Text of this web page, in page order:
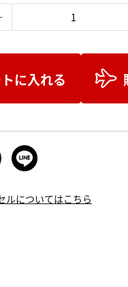
に入れる
ルについてはこちら